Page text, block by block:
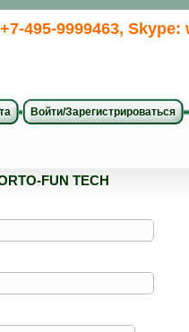
495-9999463,
Войти/Зарегистрироваться
FUN TECH